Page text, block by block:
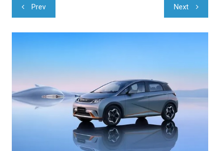
Navegação
de
Post
Prev Next